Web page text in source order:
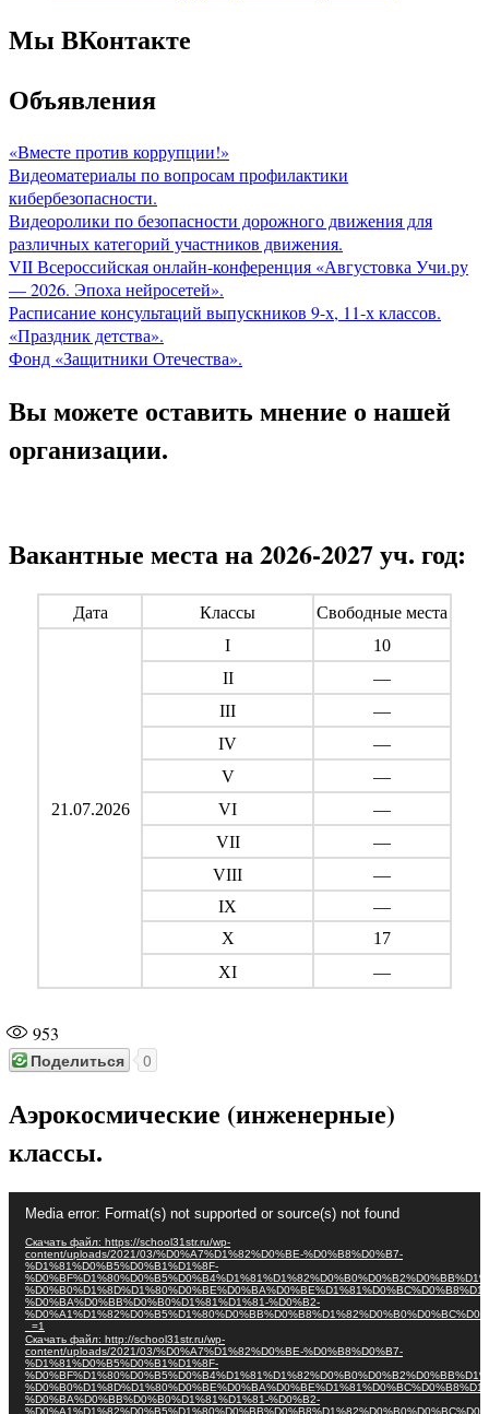
Мы ВКонтакте
Объявления
«Вместе против коррупции!»
Видеоматериалы по вопросам профилактики
кибербезопасности.
Видеоролики по безопасности дорожного движения для
различных категорий участников движения.
VII Всероссийская онлайн-конференция «Августовка Учи.ру
— 2026. Эпоха нейросетей».
Расписание консультаций выпускников 9-х, 11-х классов.
«Праздник детства».
Фонд «Защитники Отечества».
Вы можете оставить мнение о нашей
организации.
Вакантные места на 2026-2027 уч. год:
Дата Классы Свободные места
21.07.2026
I
10
II
—
III
—
IV
—
V
—
VI
—
VII
—
VIII
—
IX
—
X
17
XI
—
953
Поделиться 0
Аэрокосмические (инженерные)
классы.
Видеоплеер
Media error: Format(s) not supported or source(s) not found
Скачать файл: https://school31str.ru/wp-
content/uploads/2021/03/%D0%A7%D1%82%D0%BE-%D0%B8%D0%B7-
%D1%81%D0%B5%D0%B1%D1%8F-
%D0%BA%D0%BB%D0%B0%D1%81%D1%81-%D0%B2-
_=1
Скачать файл: http://school31str.ru/wp-
content/uploads/2021/03/%D0%A7%D1%82%D0%BE-%D0%B8%D0%B7-
%D1%81%D0%B5%D0%B1%D1%8F-
%D0%BA%D0%BB%D0%B0%D1%81%D1%81-%D0%B2-